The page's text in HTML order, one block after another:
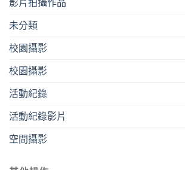
影片拍攝作品
未分類
校園攝影
校園攝影
活動紀錄
活動紀錄影片
空間攝影